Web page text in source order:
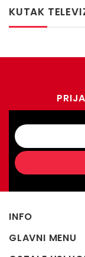
KUTAK
INFO
GLAVNI MENU